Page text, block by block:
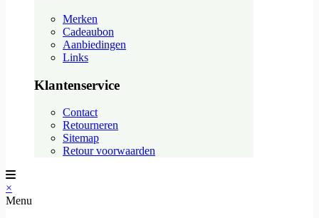
Merken
Cadeaubon
Aanbiedingen
Links
Klantenservice
Contact
Retourneren
Sitemap
Retour voorwaarden
×
Menu